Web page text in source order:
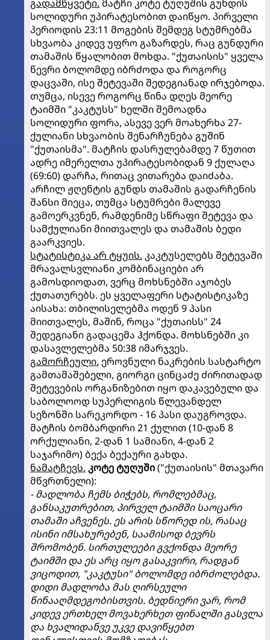
გადამწყვეტი. მატჩი კოტე ტუღუშის გუნდის
სოლიდური უპირატესობით დაიწყო. პირველი
პერიოდის 23:11 მოგების შემდეგ სტუმრებმა
სხვაობა კიდევ უფრო გაზარდეს, რაც გუნდური
თამაშის წყალობით მოხდა. "ქუთაისის" ყველა
წევრი ბოლომდე იბრძოდა და როგორც
დაცვაში, ისე შეტევაში შედეგიანად ირჯებოდა.
თუმცა, ისევე როგორც წინა დღეს მეორე
ტაიმში "კაკტუსს" ხელში შემოადნა
სოლიდური ფორა, ასევე ვერ მოახერხა 27-
ქულიანი სხვაობის შენარჩუნება გუშინ
"ქუთაისმა". მატჩის დასრულებამდე 7 წუთით
ადრე იმერელთა უპირატესობიდან 9 ქულაღა
(69:60) დარჩა, რითაც ვითარება დაიძაბა.
არჩილ ჟღენტის გუნდს თამაშის გადარჩენის
შანსი მიეცა, თუმცა სტუმრები მალევე
გამოერკვნენ, რამდენიმე სწრაფი შეტევა და
სამქულიანი მიითვალეს და თამაშის ბედი
გაარკვიეს.
სტატისტიკა არ ტყუის. კაკტუსელებს შეტევაში
მრავალსვლიანი კომბინაციები არ
გამოსდიოდათ, ვერც მოხსნებში აჯობეს
ქუთათურებს. ეს ყველაფერი სტატისტიკაზე
აისახა: თბილისელებმა ოდენ 9 პასი
მიითვალეს, მაშინ, როცა "ქუთაისს" 24
შედეგიანი გადაცემა ჰქონდა. მოხსნებში კი
დასავლელებმა 50:38 იმარჯვეს.
გამორჩეული. ეროვნული ნაკრების სასტარტო
გამთამაშებელი, გიორგი ცინცაძე ძირითადად
შეტევების ორგანიზებით იყო დაკავებული და
საბოლოოდ სუპერლიგის წლევანდელ
სეზონში სარეკორდო - 16 პასი დაუგროვდა.
მატჩის ბომბარდირი 21 ქულით (10-დან 8
ორქულიანი, 2-დან 1 სამიანი, 4-დან 2
საჯარიმო) ბექა ბექაური გახდა.
ნამატჩევს. კოტე ტუღუში("ქუთაისის" მთავარი
მწვრთნელი):
- მადლობა ჩემს ბიჭებს, რომლებმაც,
განსაკუთრებით, პირველ ტაიმში საოცარი
თამაში აჩვენეს. ეს არის სწორედ ის, რასაც
ისინი იმსახურებენ, საამისოდ ბევრს
შრომობენ. სირთულეები გვქონდა მეორე
ტაიმში და ეს არც იყო გასაკვირი, რადგან
ვიცოდით, "კაკტუსი" ბოლომდე იბრძოლებდა.
დიდი მადლობა მას ღირსეული
წინააღმდეგობისთვის. ბედნიერი ვარ, რომ
კიდევ ერთხელ მოვახერხეთ ფინალში გასვლა
და ხვალიდანვე უკვე დავიწყებთ